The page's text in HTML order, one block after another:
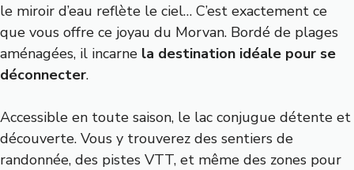
le miroir d’eau reflète le ciel… C’est exactement ce
que vous offre ce joyau du Morvan. Bordé de plages
aménagées, il incarne la destination idéale pour se
déconnecter.
Accessible en toute saison, le lac conjugue détente et
découverte. Vous y trouverez des sentiers de
randonnée, des pistes VTT, et même des zones pour